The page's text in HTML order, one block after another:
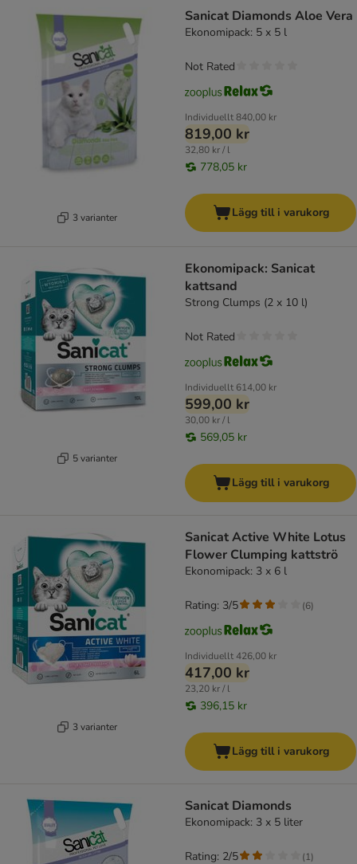
3 varianter
Sanicat Diamonds Aloe Vera
Ekonomipack: 5 x 5 l
Individuellt840,00 kr
819,00 kr
32,80 kr / l
778,05 kr
Not Rated
Lägg till i varukorg
5 varianter
Ekonomipack: Sanicat
kattsand
Strong Clumps (2 x 10 l)
Individuellt 614,00 kr
599,00 kr
30,00 kr / l
569,05 kr
Not Rated
Lägg till i varukorg
3 varianter
Sanicat Active White Lotus
Flower Clumping kattströ
Ekonomipack: 3 x 6 l
Individuellt426,00 kr
417,00 kr
23,20 kr / l
396,15 kr
Rating: 3/5 (6)
Lägg till i varukorg
Sanicat Diamonds
Ekonomipack: 3 x 5 liter
Rating: 2/5 (1)